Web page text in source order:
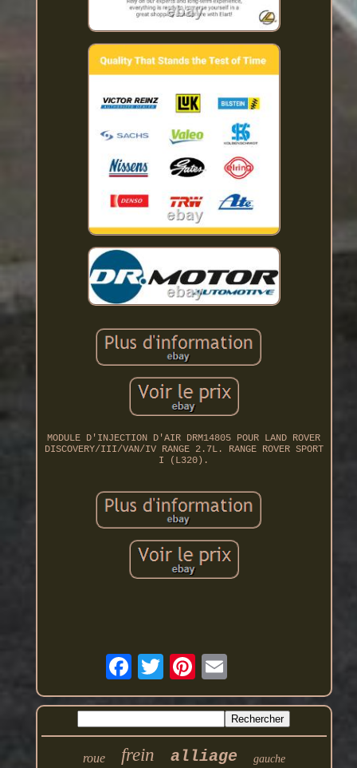
MODULE D'INJECTION D'AIR DRM14805 POUR LAND ROVER
DISCOVERY/III/VAN/IV RANGE 2.7L. RANGE ROVER SPORT
I (L320).
roue frein alliage gauche